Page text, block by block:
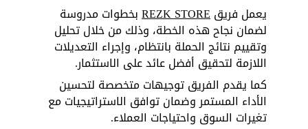
يعمل فريق REZK STORE بخطوات مدروسة
لضمان نجاح هذه الخطة، وذلك من خلال تحليل
وتقييم نتائج الحملة بانتظام، وإجراء التعديلات
اللازمة لتحقيق أفضل عائد على الاستثمار.
كما يقدم الفريق توجيهات متخصصة لتحسين
الأداء المستمر وضمان توافق الاستراتيجيات مع
تغيرات السوق واحتياجات العملاء.